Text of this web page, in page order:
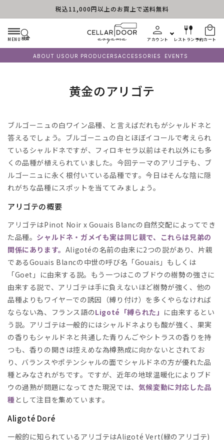
コンテンツに進む税込11,000円以上のお買上で送料無料
MENU 検索 アカウント レストラン予約カート
ABOUT US OUR PRODUCERSACCESSORIES EVENTS
コ
ク
シ
ョ
ン
:
黄金のアリゴテ
ブルゴーニュの白ワイン品種、と言えばだれもがシャルドネと
答えるでしょう。ブルゴーニュの白とほぼイコールで考えられ
ているシャルドネですが、フィロキセラ以前はそれ以外にも多
くの品種が植えられていました。今回テーマのアリゴテも、ブ
ルゴーニュに永く根付いている品種です。今日はそんな陰に隠
れがちな品種にスポットを当ててみましょう。
アリゴテの概要
アリゴテはPinot Noir x Gouais Blancの自然交配によってでき
た品種。 シャルドネ・ガメイも実は同じ親で、これらは兄弟の
関係にあります。 Aligotéの名前の由来に2つの説があり、片親
であるGouais Blancの中世の呼び名「Gouais」もしくは
「Goet」に由来する説。もう一つはこのブドウの樹勢の強さに
由来する説で、アリゴテは手に負えないほど樹勢が強く、他の
品種よりもワイヤーでの誘因（縛り付け）を多くやらなければ
ならない為、フランス語のLigoté「縛られた」 に由来するとい
う説。アリゴテは一般的にはシャルドネよりも酸が強く、果実
の香りもシャルドネと共通した青りんごやシトラスの香りを持
つも、香りの開きは控えめな為樽熟成に向かないとされてお
り、バランスやポテンシャルの面でシャルドネの方が優れた品
種とみなされがちです。ですが、近年の地球温暖化によりブド
ウの過熟が問題になってきた現況では、 気候変動に対応した品
種 として注目を集めています。
Aligoté Doré
一般的に知られているアリゴテはAligoté Vert(緑のアリゴテ)